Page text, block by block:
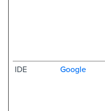
IDE Google